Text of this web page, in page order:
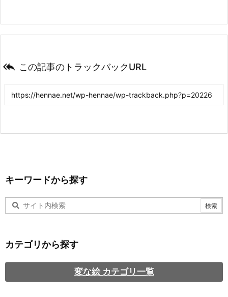
 この記事のトラックバックURL
キーワードから探す
カテゴリから探す
変な絵 カテゴリ一覧